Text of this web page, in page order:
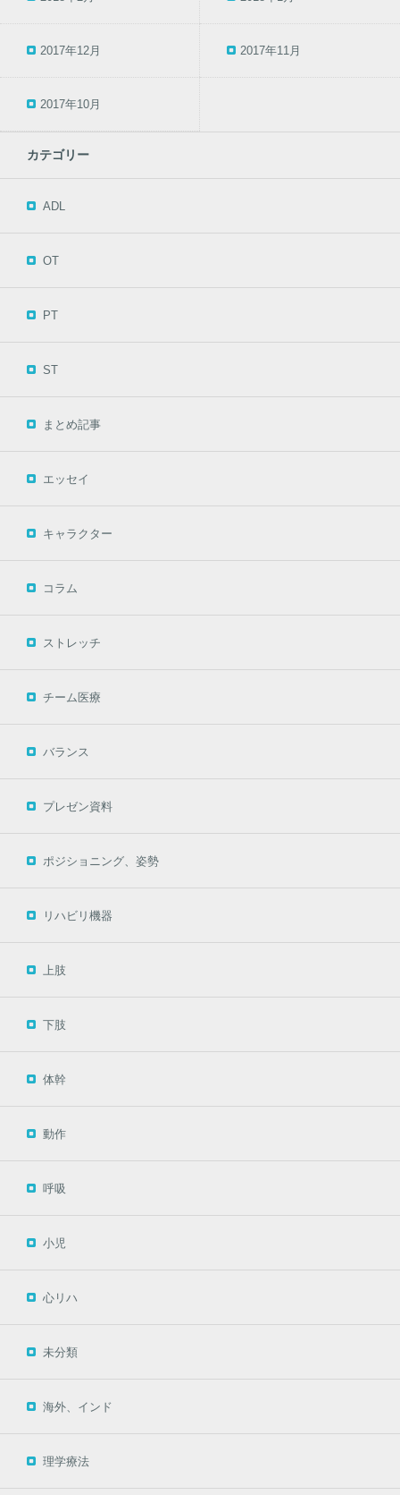
2017年12月 2017年11月
2017年10月
カテゴリー
ADL
OT
PT
ST
まとめ記事
エッセイ
キャラクター
コラム
ストレッチ
チーム医療
バランス
プレゼン資料
ポジショニング、姿勢
リハビリ機器
上肢
下肢
体幹
動作
呼吸
小児
心リハ
未分類
海外、インド
理学療法